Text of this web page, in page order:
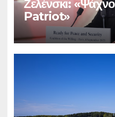
Ζελένσκι:
Patriot»